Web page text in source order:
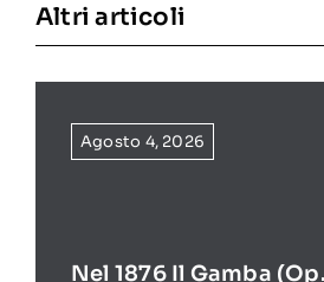
Altri articoli
Agosto 4, 2026
Nel 1876 Il Gamba